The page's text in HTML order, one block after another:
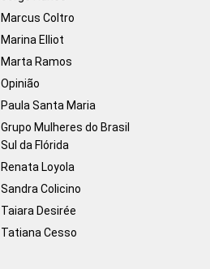
Marcus Coltro
Marina Elliot
Marta Ramos
Opinião
Paula Santa Maria
Grupo Mulheres do Brasil
Sul da Flórida
Renata Loyola
Sandra Colicino
Taiara Desirée
Tatiana Cesso